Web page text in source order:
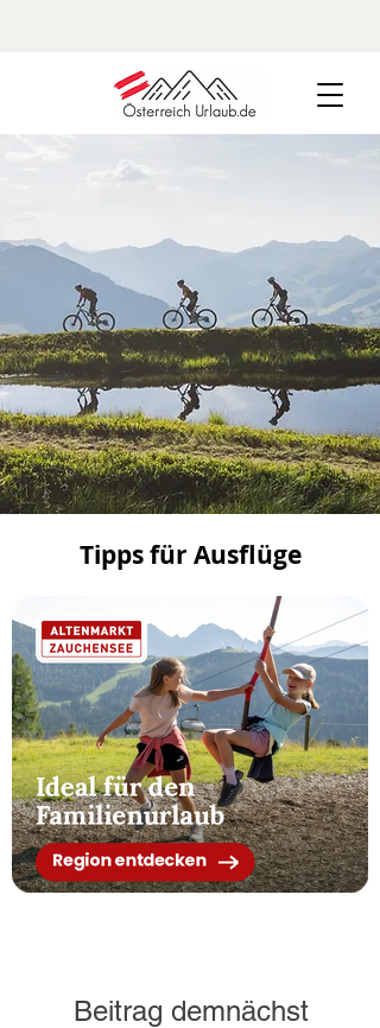
Tipps für Ausflüge
Beitrag demnächst